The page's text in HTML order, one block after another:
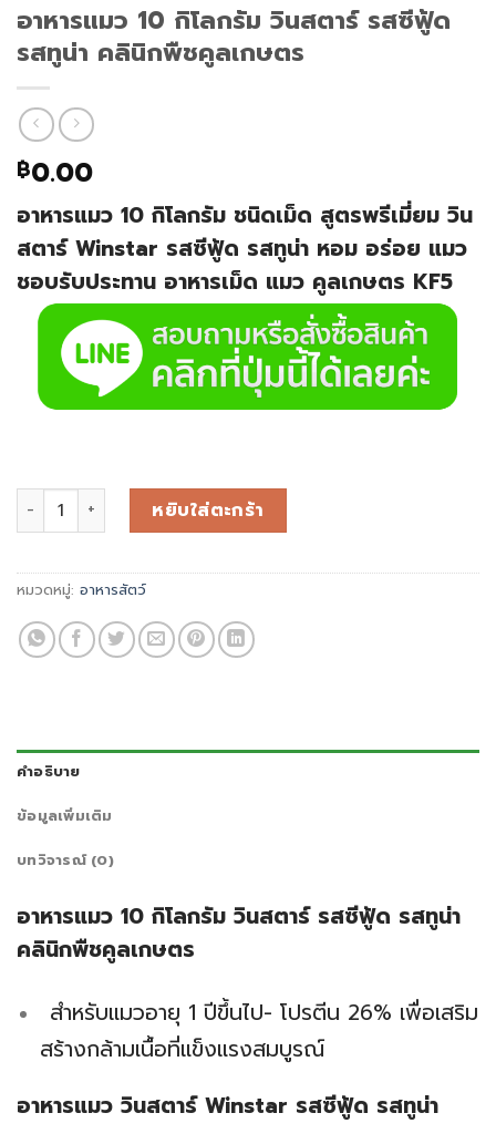
อาหารแมว 10 กิโลกรัม วินสตาร์ รสซีฟู้ด
รสทูน่า คลินิกพืชคูลเกษตร
฿0.00
อาหารแมว 10 กิโลกรัม ชนิดเม็ด สูตรพรีเมี่ยม วิน
สตาร์ Winstar รสซีฟู้ด รสทูน่า หอม อร่อย แมว
ชอบรับประทาน อาหารเม็ด แมว คูลเกษตร KF5
หยิบใส่ตะกร้า
หมวดหมู่: อาหารสัตว์
คำอธิบาย
ข้อมูลเพิ่มเติม
บทวิจารณ์ (0)
อาหารแมว 10 กิโลกรัม วินสตาร์ รสซีฟู้ด รสทูน่า
คลินิกพืชคูลเกษตร
สำหรับแมวอายุ 1 ปีขึ้นไป- โปรตีน 26% เพื่อเสริม
สร้างกล้ามเนื้อที่แข็งแรงสมบูรณ์
อาหารแมว วินสตาร์ Winstar รสซีฟู้ด รสทูน่า